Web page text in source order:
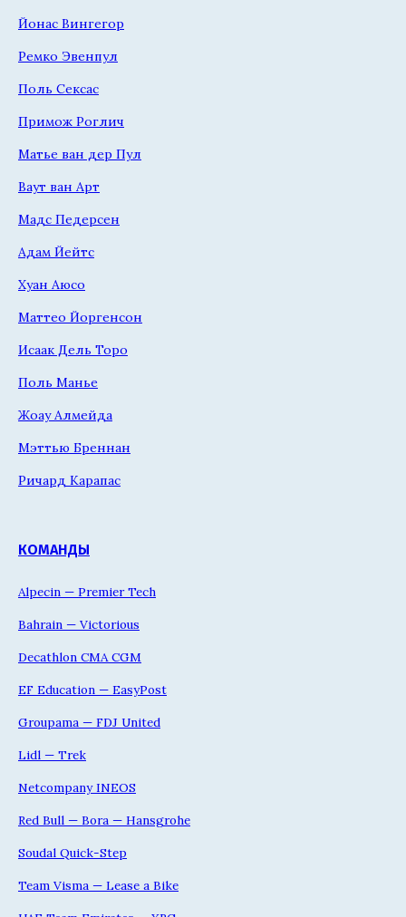
Йонас Вингегор
Ремко Эвенпул
Поль Сексас
Примож Роглич
Матье ван дер Пул
Ваут ван Арт
Мадс Педерсен
Адам Йейтс
Хуан Аюсо
Маттео Йоргенсон
Исаак Дель Торо
Поль Манье
Жоау Алмейда
Мэттью Бреннан
Ричард Карапас
КОМАНДЫ
Alpecin — Premier Tech
Bahrain — Victorious
Decathlon CMA CGM
EF Education — EasyPost
Groupama — FDJ United
Lidl — Trek
Netcompany INEOS
Red Bull — Bora — Hansgrohe
Soudal Quick-Step
Team Visma — Lease a Bike